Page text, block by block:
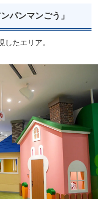
パンマンごう」
たエリア。